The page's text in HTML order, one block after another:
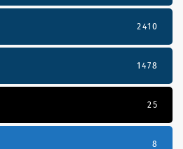
2410
1478
25
8